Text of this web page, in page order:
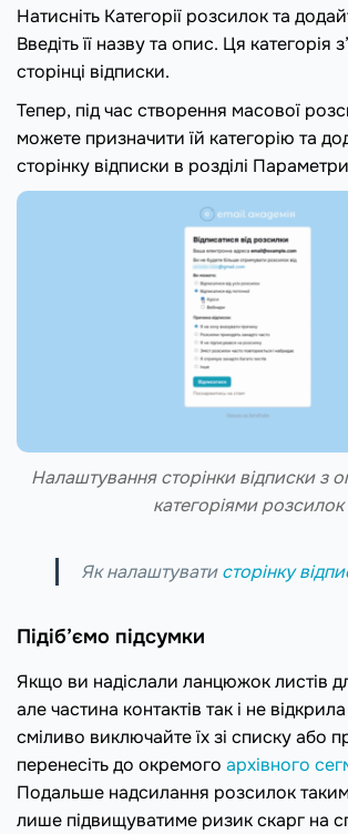
Натисніть Категорії розсилок та
Введіть її назву та опис. Ця категорія
сторінці відписки.
Тепер, під час створення масової
можете призначити їй категорію та
сторінку відписки в розділі
Налаштування сторінки відписки з
категоріями розсилок
Як налаштуватисторінку
Підіб’ємо підсумки
Якщо ви надіслали ланцюжок листів
але частина контактів так і не
сміливо виключайте їх зі списку або
перенесіть до окремого архівного
Подальше надсилання розсилок
лише підвищуватиме ризик скарг на